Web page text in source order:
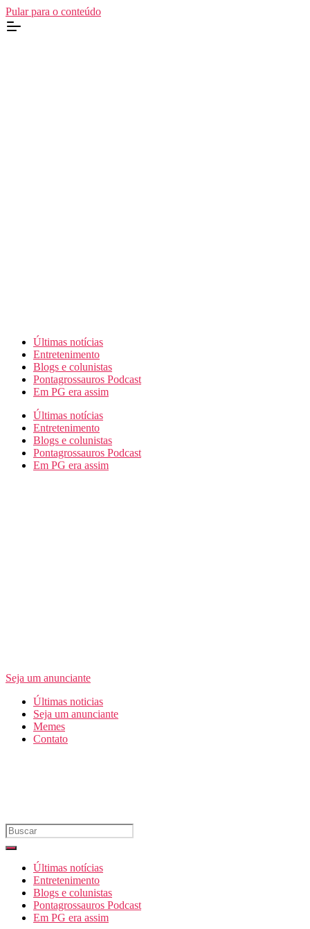
Pular para o conteúdo
Últimas notícias
Entretenimento
Blogs e colunistas
Pontagrossauros Podcast
Em PG era assim
Últimas notícias
Entretenimento
Blogs e colunistas
Pontagrossauros Podcast
Em PG era assim
Seja um anunciante
Últimas noticias
Seja um anunciante
Memes
Contato
Últimas notícias
Entretenimento
Blogs e colunistas
Pontagrossauros Podcast
Em PG era assim